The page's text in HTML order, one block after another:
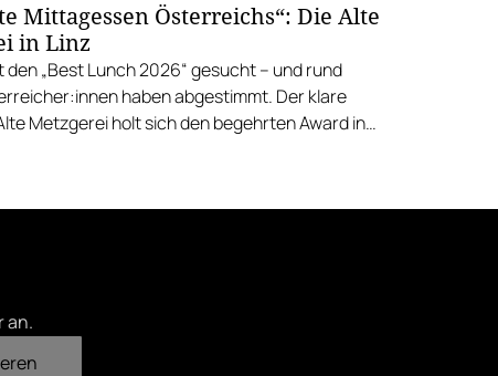
Mittagessen Österreichs“: Die Alte
in Linz
den „Best Lunch 2026“ gesucht – und rund
haben abgestimmt. Der klare
Metzgerei holt sich den begehrten Award in
an.